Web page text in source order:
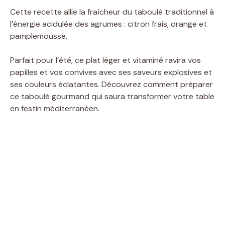
Cette recette allie la fraîcheur du taboulé traditionnel à
l’énergie acidulée des agrumes : citron frais, orange et
pamplemousse.
Parfait pour l’été, ce plat léger et vitaminé ravira vos
papilles et vos convives avec ses saveurs explosives et
ses couleurs éclatantes. Découvrez comment préparer
ce taboulé gourmand qui saura transformer votre table
en festin méditerranéen.